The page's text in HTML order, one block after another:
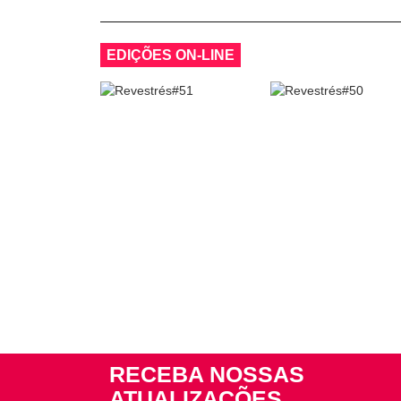
EDIÇÕES ON-LINE
RECEBA NOSSAS